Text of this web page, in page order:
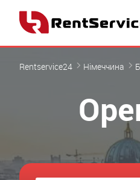
Rentservice24 Німеччина